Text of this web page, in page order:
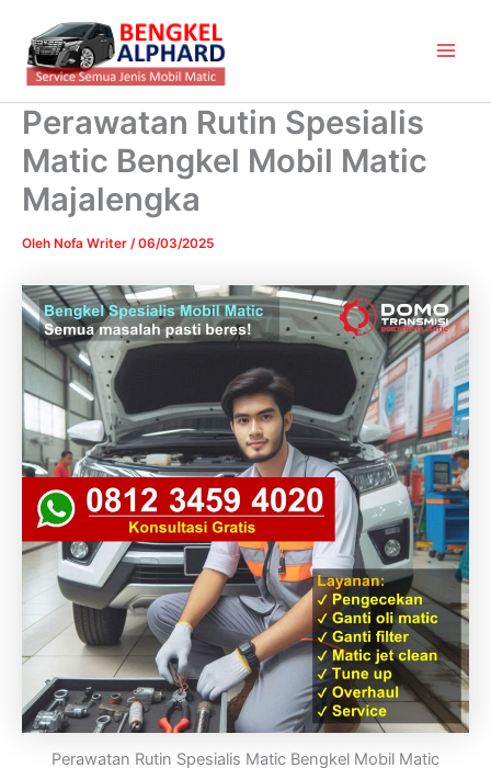
konten
Perawatan Rutin Spesialis
Matic Bengkel Mobil Matic
Majalengka
Oleh Nofa Writer /06/03/2025
Perawatan Rutin Spesialis Matic Bengkel Mobil Matic